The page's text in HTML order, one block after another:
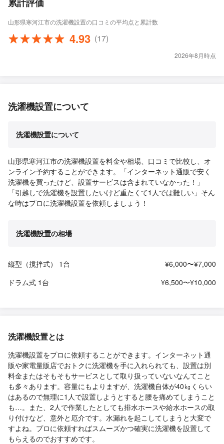
山形県寒河江市の洗濯機設置の口コミの平均点と累計数
4.93 (17)
2026年8月時点
洗濯機設置について
洗濯機設置について
山形県寒河江市の洗濯機設置を料金や相場、口コミで比較し、オ
ンライン予約することができます。「インターネット通販で安く
洗濯機を買ったけど、設置サービスは含まれていなかった！」
「引越しで洗濯機を設置したいけど重たくて1人では難しい」そん
な時はプロに洗濯機設置を依頼しましょう！
洗濯機設置の相場
縦型（撹拌式） 1台
¥6,000〜¥7,000
ドラム式 1台
¥6,500〜¥10,000
洗濯機設置とは
洗濯機設置をプロに依頼することができます。インターネット通
販や家電量販店でおトクに洗濯機を手に入れられても、設置は別
料金またはそもそもサービスとして取り扱っていないなんてこと
も多々あります。容量にもよりますが、洗濯機自体が40㎏くらい
はあるので無理に1人で設置しようとすると腰を痛めてしまうこと
も…。また、2人で作業したとしても排水ホースや給水ホースの取
り付けなど、意外と厄介です。水漏れを起こしてしまうと大変で
すよね。プロに依頼すればスムーズかつ確実に洗濯機を設置して
もらえるのでおすすめです。